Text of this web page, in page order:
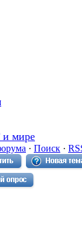
и мире
· Поиск ·